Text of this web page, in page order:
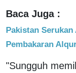
Baca Juga :
Pakistan
Pembakaran
"Sungguh